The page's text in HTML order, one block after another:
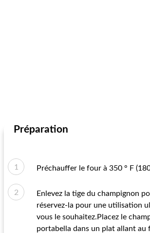
Préparation
Préchauffer le four à 350 ° F
Enlevez la tige du champignon
réservez-la pour une utilisation
vous le souhaitez.Placez le
portabella dans un plat allant